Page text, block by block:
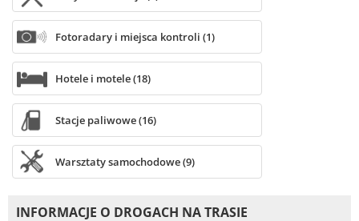
Fotoradary i miejsca kontroli (1)
Hotele i motele (18)
Stacje paliwowe (16)
Warsztaty samochodowe (9)
INFORMACJE O DROGACH NA TRASIE